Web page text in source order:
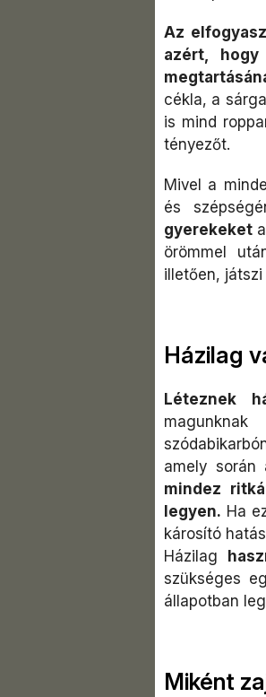
Az
azért,
cékla, a
is mind
tényezőt.
Mivel a
és
gyerekeket
örömmel
illetően,
Házilag
Léteznek
amely során
mindez
legyen. Ha
károsító
Házilag
szükséges
állapotban
Miként